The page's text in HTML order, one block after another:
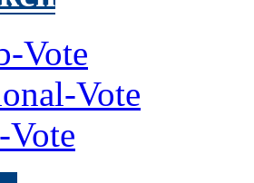
Vote
Vote
Vote